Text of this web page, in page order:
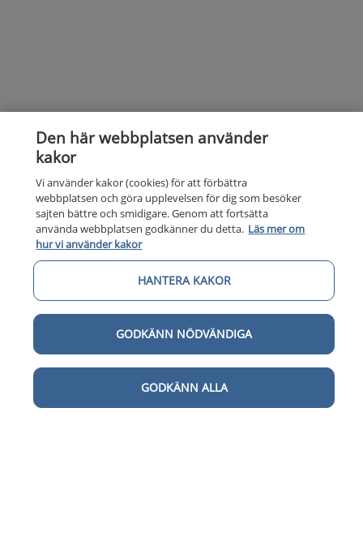
Den här webbplatsen använder
kakor
Vi använder kakor (cookies) för att förbättra
webbplatsen och göra upplevelsen för dig som besöker
sajten bättre och smidigare. Genom att fortsätta
använda webbplatsen godkänner du detta. Läs mer om
hur vi använder kakor
HANTERA KAKOR
GODKÄNN NÖDVÄNDIGA
GODKÄNN ALLA